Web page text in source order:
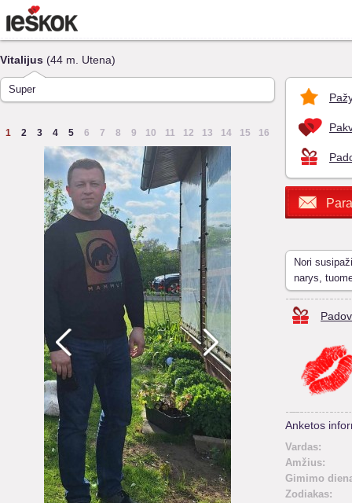
Vitalijus (44 m. Utena)
Super
1 2 3 4 5 6 7 8 9 10 11 12 13 14 15 16
Nori
narys,
Anketos
Vardas:
Amžius:
Gimimo
Zodiakas: